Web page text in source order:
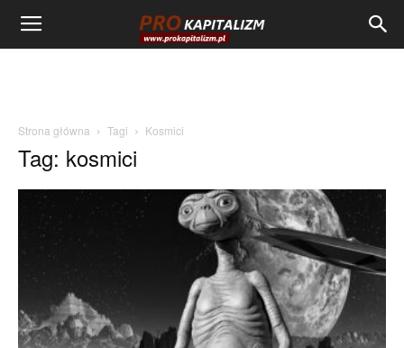
Strona główna Tagi Kosmici
Tag: kosmici